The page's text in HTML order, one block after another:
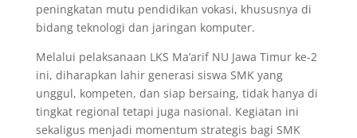
peningkatan mutu pendidikan vokasi, khususnya di
bidang teknologi dan jaringan komputer.
Melalui pelaksanaan LKS Ma’arif NU Jawa Timur ke-2
ini, diharapkan lahir generasi siswa SMK yang
unggul, kompeten, dan siap bersaing, tidak hanya di
tingkat regional tetapi juga nasional. Kegiatan ini
sekaligus menjadi momentum strategis bagi SMK